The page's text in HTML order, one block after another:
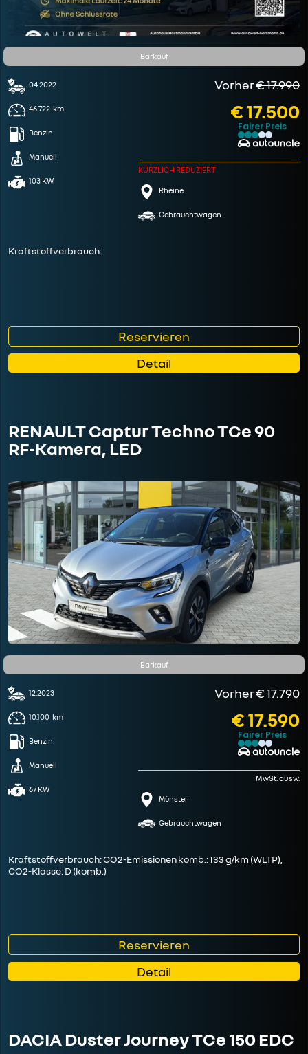
Barkauf
04.2022
46.722 km
Benzin
Manuell
103 KW
Vorher€ 17.990
€ 17.500
Fairer Preis
KÜRZLICH REDUZIERT
Rheine
Gebrauchtwagen
Kraftstoffverbrauch:
Reservieren
Detail
RENAULT Captur Techno TCe 90
RF-Kamera, LED
Barkauf
12.2023
10.100 km
Benzin
Manuell
67 KW
Vorher€ 17.790
€ 17.590
Fairer Preis
MwSt. ausw.
Münster
Gebrauchtwagen
Kraftstoffverbrauch: CO2-Emissionen komb.: 133 g/km (WLTP),
CO2-Klasse: D (komb.)
Reservieren
Detail
DACIA Duster Journey TCe 150 EDC